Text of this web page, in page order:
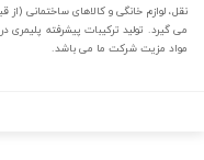
نقل، لوازم خانگی و کالاهای ساختمانی (از
می گیرد. تولید ترکیبات پیشرفته پلیمری
مواد مزیت شرکت ما می باشد.